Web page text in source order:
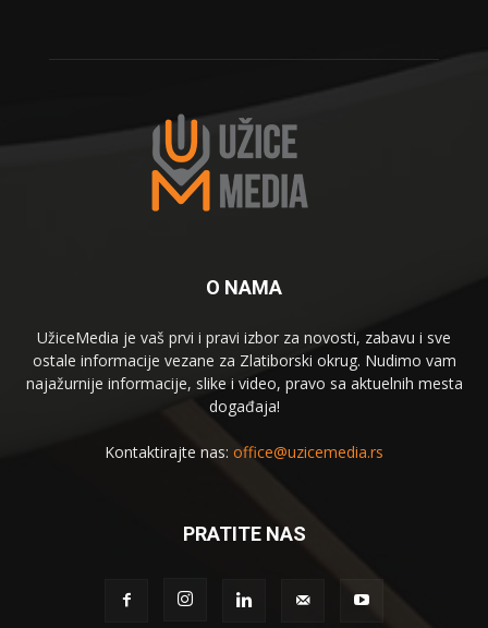
O NAMA
UžiceMedia je vaš prvi i pravi izbor za novosti, zabavu i sve
ostale informacije vezane za Zlatiborski okrug. Nudimo vam
najažurnije informacije, slike i video, pravo sa aktuelnih mesta
događaja!
Kontaktirajte nas: office@uzicemedia.rs
PRATITE NAS